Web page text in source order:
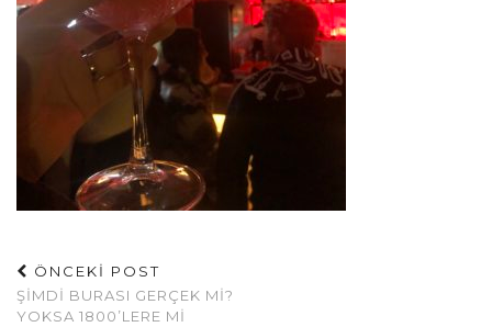
ÖNCEKİ POST
ŞIMDI BURASI GERÇEK MI?
YOKSA 1800’LERE MI